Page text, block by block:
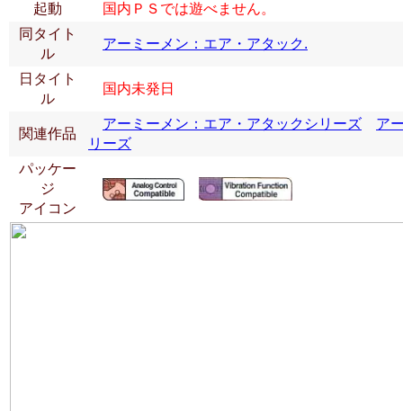
起動
国内ＰＳでは遊べません。
同タイト
ル
アーミーメン：エア・アタック.
日タイト
ル
国内未発日
関連作品
アーミーメン：エア・アタックシリーズ
ア
リーズ
パッケー
ジ
アイコン